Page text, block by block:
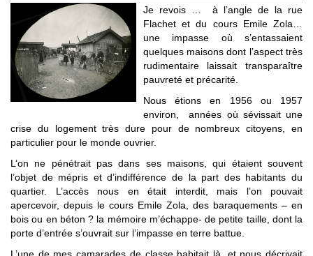
Je revois … à l’angle de la rue
Flachet et du cours Emile Zola…
une impasse où s’entassaient
quelques maisons dont l’aspect très
rudimentaire laissait transparaître
pauvreté et précarité.
Nous étions en 1956 ou 1957
environ, années où sévissait une
crise du logement très dure pour de nombreux citoyens, en
particulier pour le monde ouvrier.
L’on ne pénétrait pas dans ses maisons, qui étaient souvent
l’objet de mépris et d’indifférence de la part des habitants du
quartier. L’accès nous en était interdit, mais l’on pouvait
apercevoir, depuis le cours Emile Zola, des baraquements – en
bois ou en béton ? la mémoire m’échappe- de petite taille, dont la
porte d’entrée s’ouvrait sur l’impasse en terre battue.